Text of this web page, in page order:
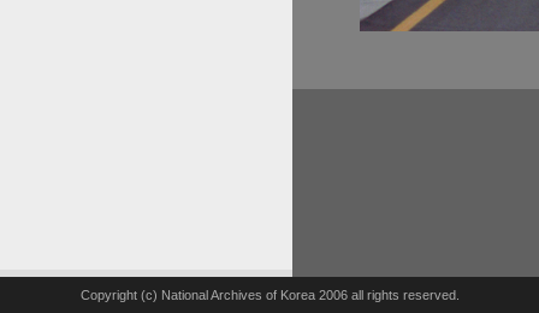
Copyright (c) National Archives of Korea 2006 all rights reserved.